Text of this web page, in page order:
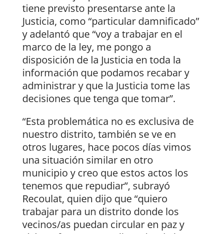
tiene previsto presentarse ante la
Justicia, como “particular damnificado”
y adelantó que “voy a trabajar en el
marco de la ley, me pongo a
disposición de la Justicia en toda la
información que podamos recabar y
administrar y que la Justicia tome las
decisiones que tenga que tomar”.
“Esta problemática no es exclusiva de
nuestro distrito, también se ve en
otros lugares, hace pocos días vimos
una situación similar en otro
municipio y creo que estos actos los
tenemos que repudiar”, subrayó
Recoulat, quien dijo que “quiero
trabajar para un distrito donde los
vecinos/as puedan circular en paz y